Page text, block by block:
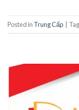
Posted in Trung Cấp